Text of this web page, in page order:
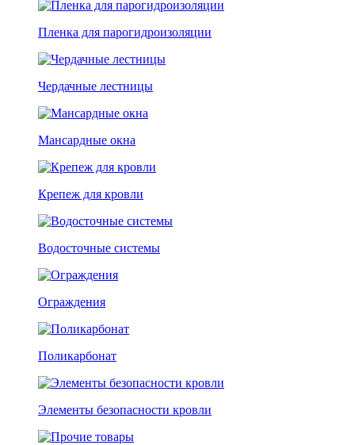
Пленка для парогидроизоляции
Чердачные лестницы
Мансардные окна
Крепеж для кровли
Водосточные системы
Ограждения
Поликарбонат
Элементы безопасности кровли